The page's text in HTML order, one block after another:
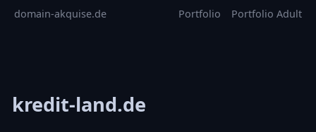
domain-akquise.de Portfolio Portfolio Adult
kredit-land.de